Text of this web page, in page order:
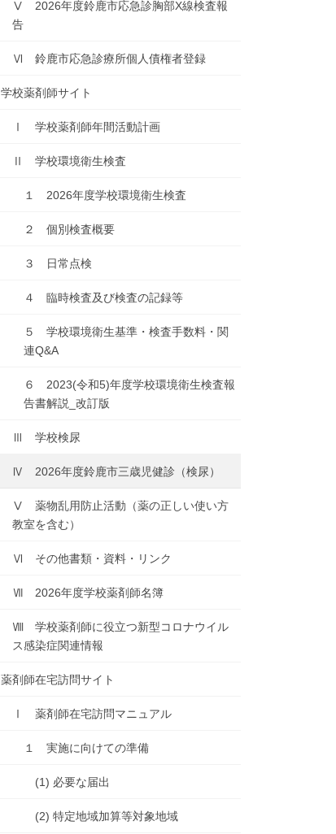
Ⅴ 2026年度鈴鹿市応急診胸部X線検査報
告
Ⅵ 鈴鹿市応急診療所個人債権者登録
学校薬剤師サイト
Ⅰ 学校薬剤師年間活動計画
Ⅱ 学校環境衛生検査
１ 2026年度学校環境衛生検査
２ 個別検査概要
３ 日常点検
４ 臨時検査及び検査の記録等
５ 学校環境衛生基準・検査手数料・関
連Q&A
６ 2023(令和5)年度学校環境衛生検査報
告書解説_改訂版
Ⅲ 学校検尿
Ⅳ 2026年度鈴鹿市三歳児健診（検尿）
Ⅴ 薬物乱用防止活動（薬の正しい使い方
教室を含む）
Ⅵ その他書類・資料・リンク
Ⅶ 2026年度学校薬剤師名簿
Ⅷ 学校薬剤師に役立つ新型コロナウイル
ス感染症関連情報
薬剤師在宅訪問サイト
Ⅰ 薬剤師在宅訪問マニュアル
１ 実施に向けての準備
(1) 必要な届出
(2) 特定地域加算等対象地域